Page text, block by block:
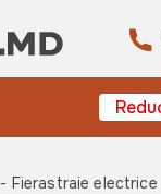
- Fierastraie electrice